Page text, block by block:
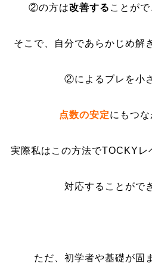
②の方は改善する ことがで
そこで、自分であらかじめ解
②によるブレを小
点数の安定にもつな
実際私はこの方法でTOCKYレ
対応することがで
ただ、初学者や基礎が固